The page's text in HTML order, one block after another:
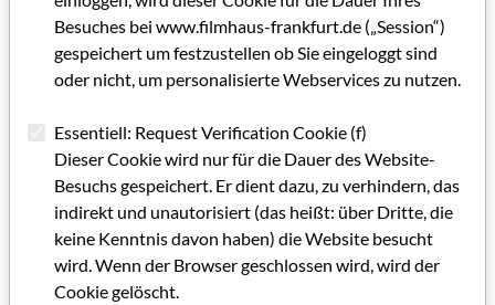
Besuches bei www.filmhaus-frankfurt.de („Session“)
gespeichert um festzustellen ob Sie eingeloggt sind
oder nicht, um personalisierte Webservices zu nutzen.
Essentiell: Request Verification Cookie (f)
Dieser Cookie wird nur für die Dauer des Website-
Besuchs gespeichert. Er dient dazu, zu verhindern, das
indirekt und unautorisiert (das heißt: über Dritte, die
keine Kenntnis davon haben) die Website besucht
wird. Wenn der Browser geschlossen wird, wird der
Cookie gelöscht.